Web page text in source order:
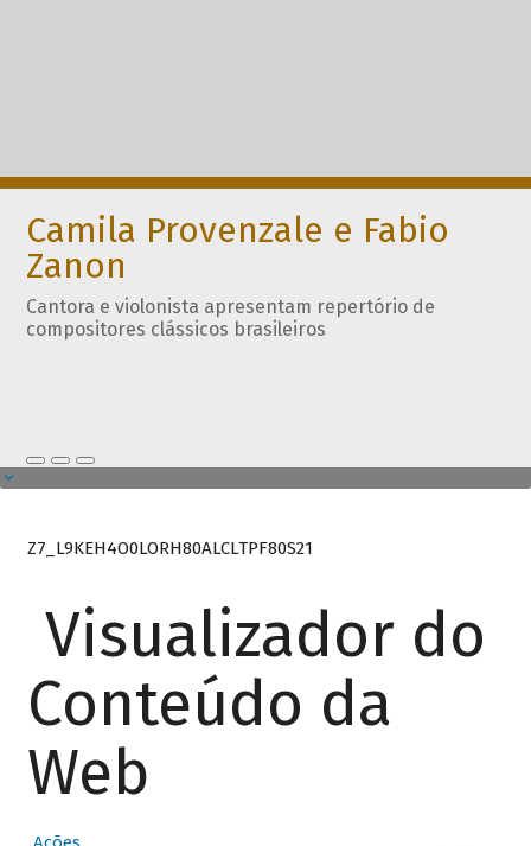
Camila Provenzale e Fabio
Zanon
Cantora e violonista apresentam repertório de
compositores clássicos brasileiros
Z7_L9KEH4O0LORH80ALCLTPF80S21
Visualizador do
Conteúdo da
Web